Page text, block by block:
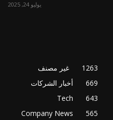
يوليو 24, 2025
غير مصنف
1263
أخبار الشركات
669
Tech
643
Company News
565